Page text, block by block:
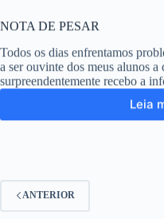
NOTA DE PESAR
Todos os dias enfrentamos
a ser ouvinte dos meus alunos
surpreendentemente recebo a
Leia
ANTERIOR